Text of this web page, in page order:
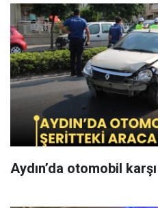
Aydın’da otomobil